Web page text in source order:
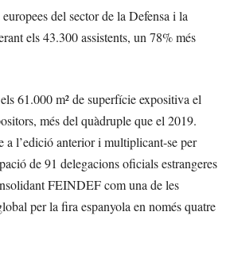
del sector de la Defensa i la
els 43.300 assistents, un 78% més
61.000 m² de superfície expositiva el
més del quàdruple que el 2019.
a l’edició anterior i multiplicant-se per
de 91 delegacions oficials estrangeres
FEINDEF com una de les
per la fira espanyola en només quatre